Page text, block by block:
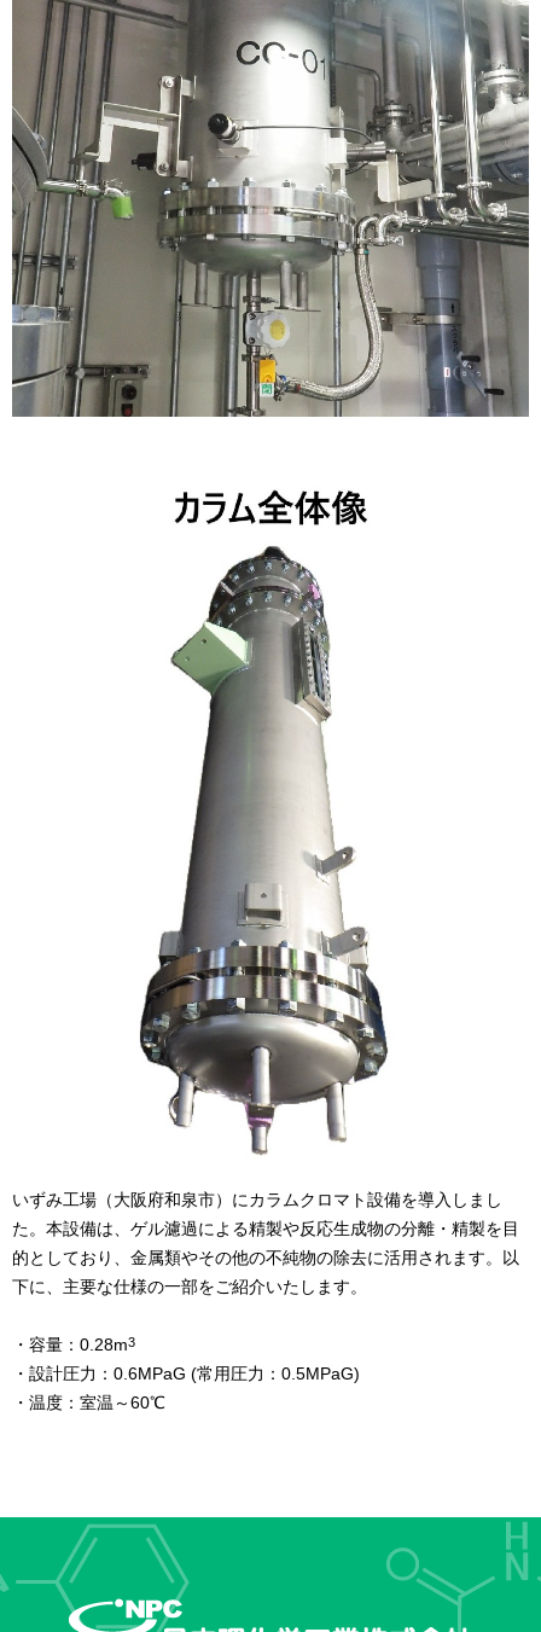
いずみ工場（大阪府和泉市）にカラムクロマト設備を導入しまし
た。本設備は、ゲル濾過による精製や反応生成物の分離・精製を目
的としており、金属類やその他の不純物の除去に活用されます。以
下に、主要な仕様の一部をご紹介いたします。
・容量：0.28m3
・設計圧力：0.6MPaG (常用圧力：0.5MPaG)
・温度：室温～60℃